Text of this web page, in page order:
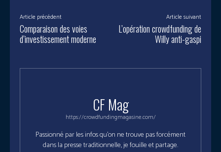
Article précédent
Comparaison des voies
d’investissement moderne
Article suivant
L’opération crowdfunding de
Willy anti-gaspi
CF Mag
https://crowdfundingmagasine.com/
Passionné par les infos qu'on ne trouve pas forcément
dans la presse traditionnelle, je fouille et partage.